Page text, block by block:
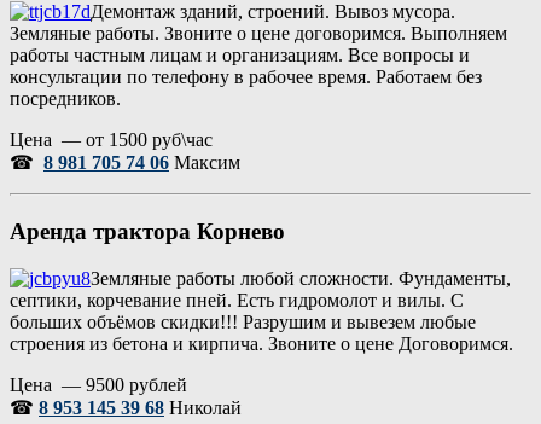
Демонтаж зданий, строений. Вывоз мусора.
Земляные работы. Звоните о цене договоримся. Выполняем
работы частным лицам и организациям. Все вопросы и
консультации по телефону в рабочее время. Работаем без
посредников.
Цена — от 1500 руб\час
☎ 8 981 705 74 06 Максим
Аренда трактора Корнево
Земляные работы любой сложности. Фундаменты,
септики, корчевание пней. Есть гидромолот и вилы. С
больших объёмов скидки!!! Разрушим и вывезем любые
строения из бетона и кирпича. Звоните о цене Договоримся.
Цена — 9500 рублей
☎ 8 953 145 39 68 Николай